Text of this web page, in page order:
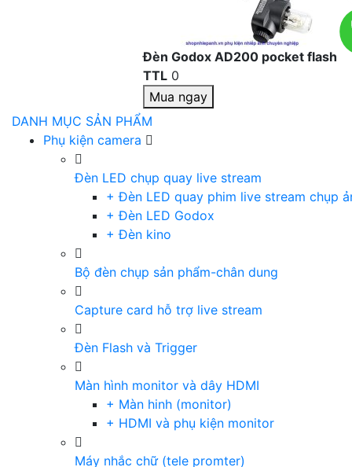
Đèn Godox AD200 pocket flash
TTL 0
Mua ngay
DANH MỤC SẢN PHẨM
Phụ kiện camera
Đèn LED chụp quay live stream
+ Đèn LED quay phim live stream chụp
+ Đèn LED Godox
+ Đèn kino
Bộ đèn chụp sản phẩm-chân dung
Capture card hỗ trợ live stream
Đèn Flash và Trigger
Màn hình monitor và dây HDMI
+ Màn hinh (monitor)
+ HDMI và phụ kiện monitor
Máy nhắc chữ (tele promter)